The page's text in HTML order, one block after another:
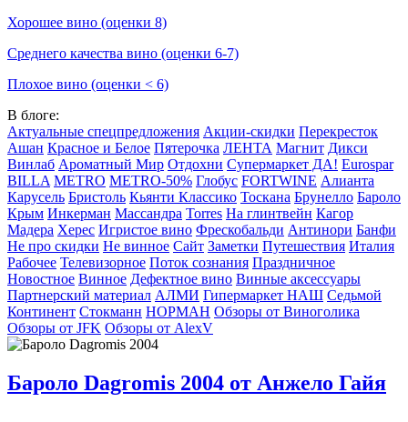
Хорошее вино (оценки 8)
Среднего качества вино (оценки 6-7)
Плохое вино (оценки < 6)
В блоге:
Актуальные спецпредложения Акции-скидки Перекресток
Ашан Красное и Белое Пятерочка ЛЕНТА Магнит Дикси
Винлаб Ароматный Мир Отдохни Супермаркет ДА! Eurospar
BILLA METRO METRO-50% Глобус FORTWINE Алианта
Карусель Бристоль Кьянти Классико Тоскана Брунелло Бароло
Крым Инкерман Массандра Torres На глинтвейн Кагор
Мадера Херес Игристое вино Фрескобальди Антинори Банфи
Не про скидки Не винное Сайт Заметки Путешествия Италия
Рабочее Телевизорное Поток сознания Праздничное
Новостное Винное Дефектное вино Винные аксессуары
Партнерский материал АЛМИ Гипермаркет НАШ Седьмой
Континент Стокманн НОРМАН Обзоры от Виноголика
Обзоры от JFK Обзоры от AlexV
Бароло Dagromis 2004 от Анжело Гайя